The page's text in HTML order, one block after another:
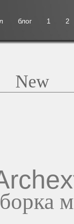
блог 1 2
New